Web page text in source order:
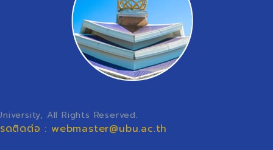
All Rights Reserved.
ดติดต่อ : webmaster@ubu.ac.th